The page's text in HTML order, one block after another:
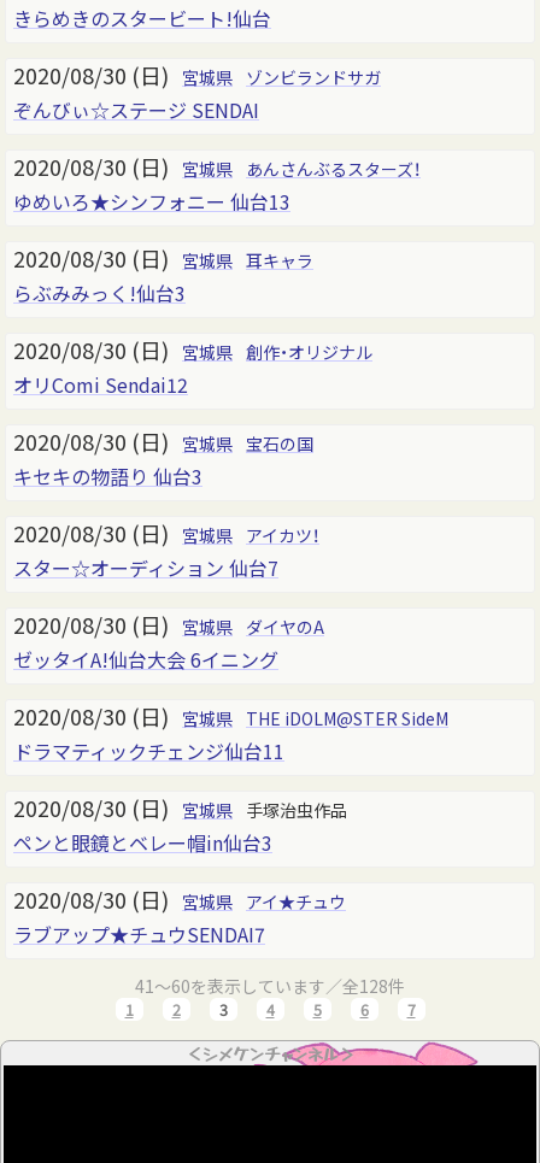
きらめきのスタービート!仙台
2020/08/30 (日) 宮城県 ゾンビランドサガ
ぞんびぃ☆ステージ SENDAI
2020/08/30 (日) 宮城県 あんさんぶるスターズ！
ゆめいろ★シンフォニー 仙台13
2020/08/30 (日) 宮城県 耳キャラ
らぶみみっく!仙台3
2020/08/30 (日) 宮城県 創作・オリジナル
オリComi Sendai12
2020/08/30 (日) 宮城県 宝石の国
キセキの物語り 仙台3
2020/08/30 (日) 宮城県 アイカツ！
スター☆オーディション 仙台7
2020/08/30 (日) 宮城県 ダイヤのA
ゼッタイA!仙台大会 6イニング
2020/08/30 (日) 宮城県 THE iDOLM@STER SideM
ドラマティックチェンジ仙台11
2020/08/30 (日) 宮城県 手塚治虫作品
ペンと眼鏡とベレー帽in仙台3
2020/08/30 (日) 宮城県 アイ★チュウ
ラブアップ★チュウSENDAI7
41～60を表示しています／全128件
1 2 3 4 5 6 7
＜シメケンチャンネル＞